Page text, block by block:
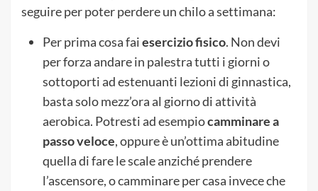
seguire per poter perdere un chilo a settimana:
Per prima cosa faiesercizio fisico. Non devi
per forza andare in palestra tutti i giorni o
sottoporti ad estenuanti lezioni di ginnastica,
basta solo mezz’ora al giorno di attività
aerobica. Potresti ad esempiocamminare a
passo veloce, oppure è un’ottima abitudine
quella di fare le scale anziché prendere
l’ascensore, o camminare per casa invece che